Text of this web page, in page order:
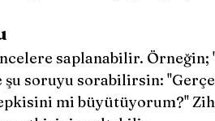
saplanabilir. Örneğin;
şu soruyu sorabilirsin:
mi büyütüyorum?''